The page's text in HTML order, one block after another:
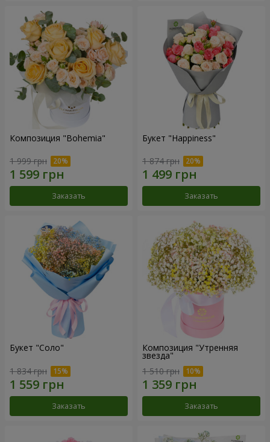
Композиция "Bohemia"
1 999 грн
Заказать
Букет "Happiness"
1 874 грн
Заказать
Букет "Соло"
1 834 грн
Заказать
Композиция "Утренняя
звезда"
1 510 грн
Заказать